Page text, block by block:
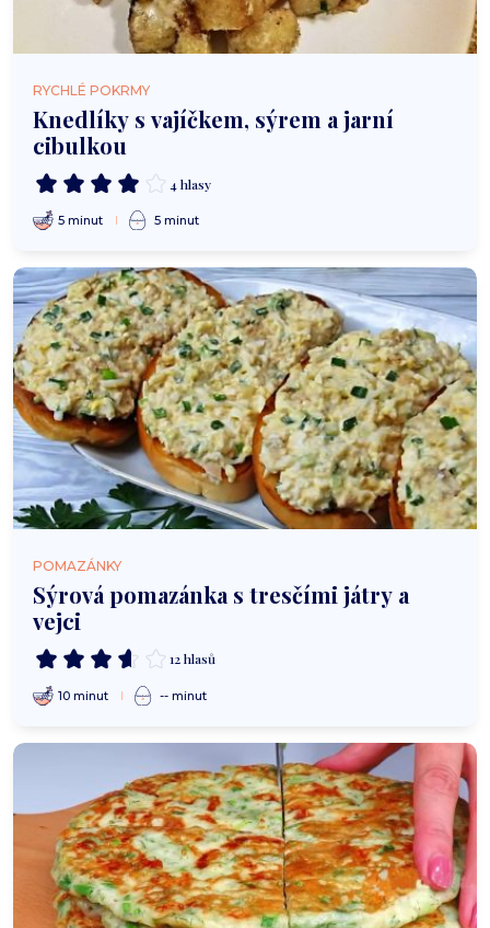
RYCHLÉ POKRMY
Knedlíky s vajíčkem, sýrem a jarní
cibulkou
4 hlasy
5 minut 5 minut
POMAZÁNKY
Sýrová pomazánka s tresčími játry a
vejci
12 hlasů
10 minut -- minut